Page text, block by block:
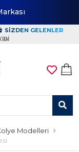
SIZDEN GELENLER
Modelleri